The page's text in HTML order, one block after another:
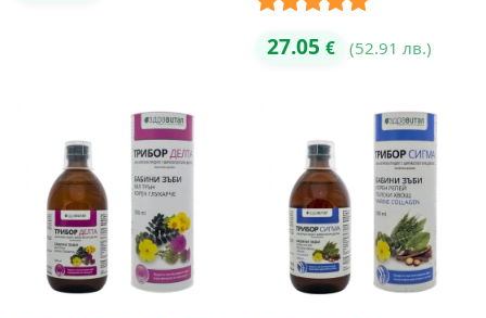
Оценено с
27.05 € (52.91 лв.)